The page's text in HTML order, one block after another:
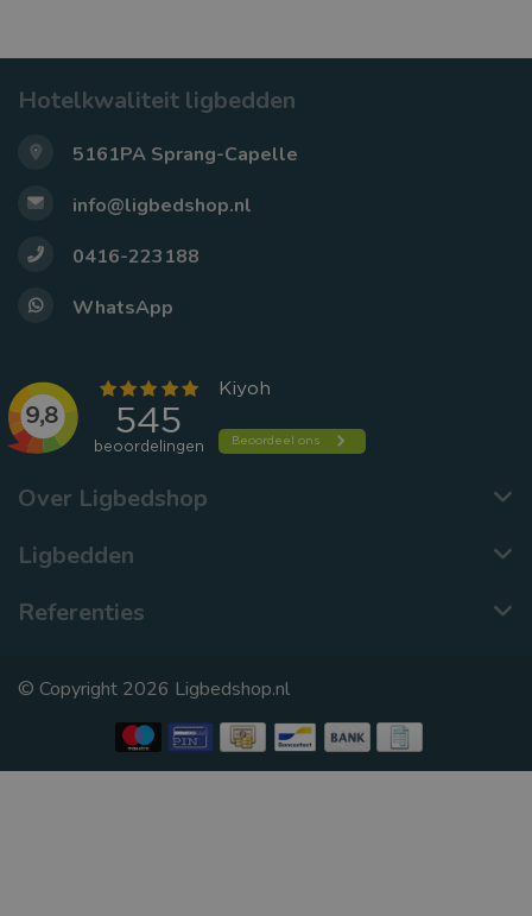
Hotelkwaliteit ligbedden
5161PA Sprang-Capelle
info@ligbedshop.nl
0416-223188
WhatsApp
Over Ligbedshop
Ligbedden
Referenties
© Copyright 2026 Ligbedshop.nl